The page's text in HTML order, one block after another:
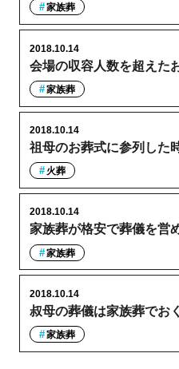
家族葬
会場の収容人数を超えた
2018.10.14
家族葬
祖母のお葬式に参列した
2018.10.14
火葬
家族葬が格安で葬儀を営
2018.10.14
家族葬
叔母の葬儀は家族葬でお
2018.10.14
家族葬